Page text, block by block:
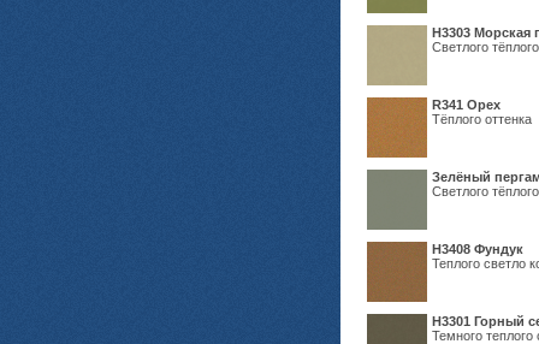
H3303 Морская
Светлого
R341 Орех
Тёплого оттенка
Зелёный
Светлого
Н3408 Фундук
Теплого светло
Н3301 Горный
Темного теплого